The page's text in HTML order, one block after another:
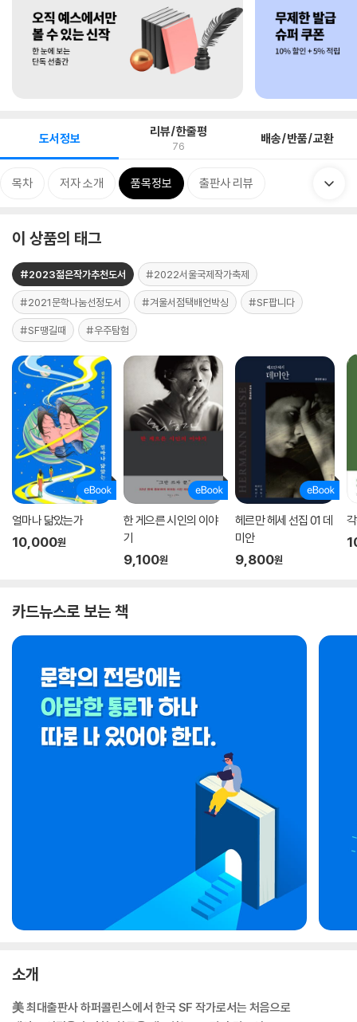
도서정보 리뷰/한줄평
76 배송/반품/교환
목차 저자 소개 품목정보 출판사 리뷰
이 상품의 태그
#2023젊은작가추천도서 #2022서울국제작가축제
#2021문학나눔선정도서 #겨울서점택배언박싱 #SF팝니다
#SF땡길때 #우주탐험
얼마나 닮았는가
10,000원
한 게으른 시인의 이야
기
9,100원
헤르만 헤세 선집 01 데
미안
9,800원
카드뉴스로 보는 책
소개
美 최대출판사 하퍼콜린스에서 한국 SF 작가로서는 처음으로